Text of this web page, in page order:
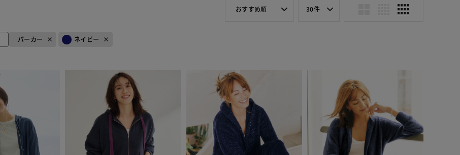
おすすめ順 30件
パーカー ネイビー